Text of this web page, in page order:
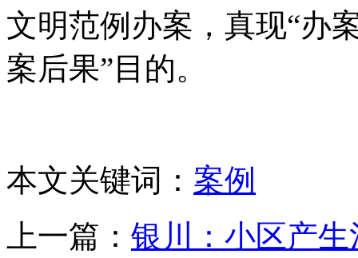
文明范例办案，真现“办
案后果”目的。
本文关键词： 案例
上一篇： 银川：小区产